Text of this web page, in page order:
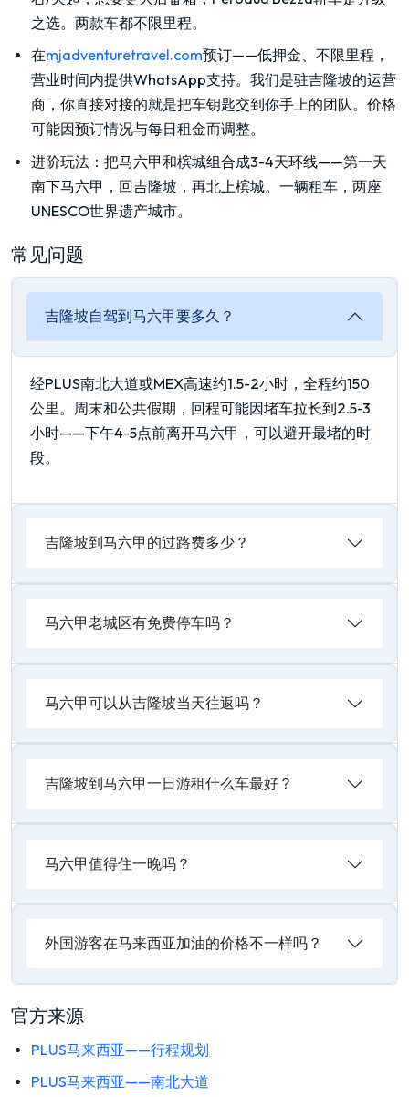
之选。两款车都不限里程。
在mjadventuretravel.com预订——低押金、不限里程，
营业时间内提供WhatsApp支持。我们是驻吉隆坡的运营
商，你直接对接的就是把车钥匙交到你手上的团队。价格
可能因预订情况与每日租金而调整。
进阶玩法：把马六甲和槟城组合成3-4天环线——第一天
南下马六甲，回吉隆坡，再北上槟城。一辆租车，两座
UNESCO世界遗产城市。
常见问题
吉隆坡自驾到马六甲要多久？
经PLUS南北大道或MEX高速约1.5-2小时，全程约150
公里。周末和公共假期，回程可能因堵车拉长到2.5-3
小时——下午4-5点前离开马六甲，可以避开最堵的时
段。
吉隆坡到马六甲的过路费多少？
马六甲老城区有免费停车吗？
马六甲可以从吉隆坡当天往返吗？
吉隆坡到马六甲一日游租什么车最好？
马六甲值得住一晚吗？
外国游客在马来西亚加油的价格不一样吗？
官方来源
PLUS马来西亚——行程规划
PLUS马来西亚——南北大道